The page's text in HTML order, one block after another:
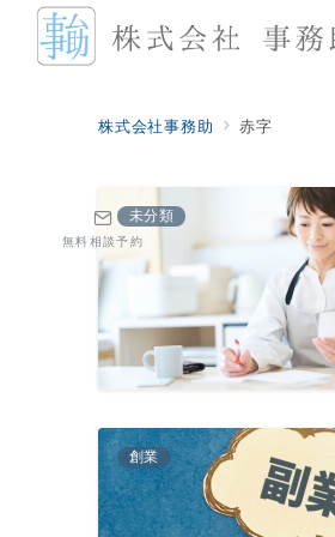
無料相談予約
株式会社事務助 赤字
未分類
創業